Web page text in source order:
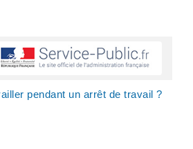
pendant un arrêt de travail ?